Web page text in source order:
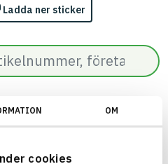
OM
cookies
Ladda ner sticker
Återställ filter
Kriterium: Mat 07 Farliga